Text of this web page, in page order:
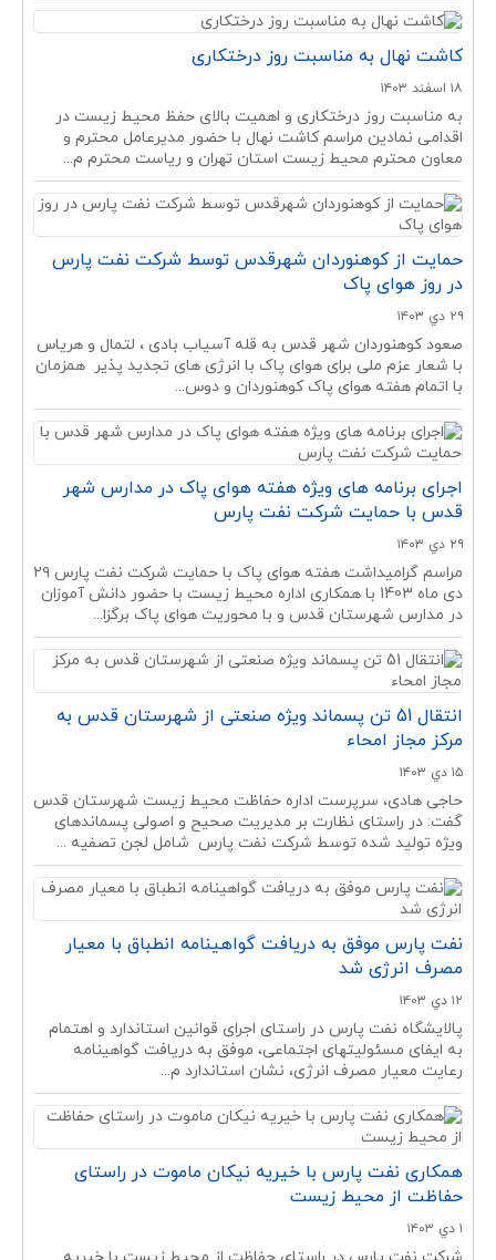
کاشت نهال به مناسبت روز درختکاری
۱۸ اسفند ۱۴۰۳
به مناسبت روز درختکاری و اهمیت بالای حفظ محیط زیست در
اقدامی نمادین مراسم کاشت نهال با حضور مدیرعامل محترم و
معاون محترم محیط زیست استان تهران و ریاست محترم م...
حمایت از کوهنوردان شهرقدس توسط شرکت نفت پارس
در روز هوای پاک
۲۹ دي ۱۴۰۳
صعود کوهنوردان شهر قدس به قله آسیاب بادی ، لتمال و هریاس
با شعار عزم ملی برای هوای پاک با انرژی های تجدید پذیر همزمان
با اتمام هفته هوای پاک کوهنوردان و دوس...
اجرای برنامه های ویژه هفته هوای پاک در مدارس شهر
قدس با حمایت شرکت نفت پارس
۲۹ دي ۱۴۰۳
مراسم گرامیداشت هفته هوای پاک با حمایت شرکت نفت پارس ۲۹
دی ماه 1403 با همکاری اداره محیط زیست با حضور دانش آموزان
در مدارس شهرستان قدس و با محوریت هوای پاک برگزا...
انتقال 51 تن پسماند ویژه صنعتی از شهرستان قدس به
مرکز مجاز امحاء
۱۵ دي ۱۴۰۳
حاجی هادی، سرپرست اداره حفاظت محیط زیست شهرستان قدس
گفت: در راستای نظارت بر مدیریت صحیح و اصولی پسماندهای
ویژه تولید شده توسط شرکت نفت پارس شامل لجن تصفیه ...
نفت پارس موفق به دریافت گواهینامه انطباق با معیار
مصرف انرژی شد
۱۲ دي ۱۴۰۳
پالایشگاه نفت پارس در راستای اجرای قوانین استاندارد و اهتمام
به ایفای مسئولیتهای اجتماعی، موفق به دریافت گواهینامه
رعایت معیار مصرف انرژی، نشان استاندارد م...
همکاری نفت پارس با خیریه نیکان ماموت در راستای
حفاظت از محیط زیست
۱ دي ۱۴۰۳